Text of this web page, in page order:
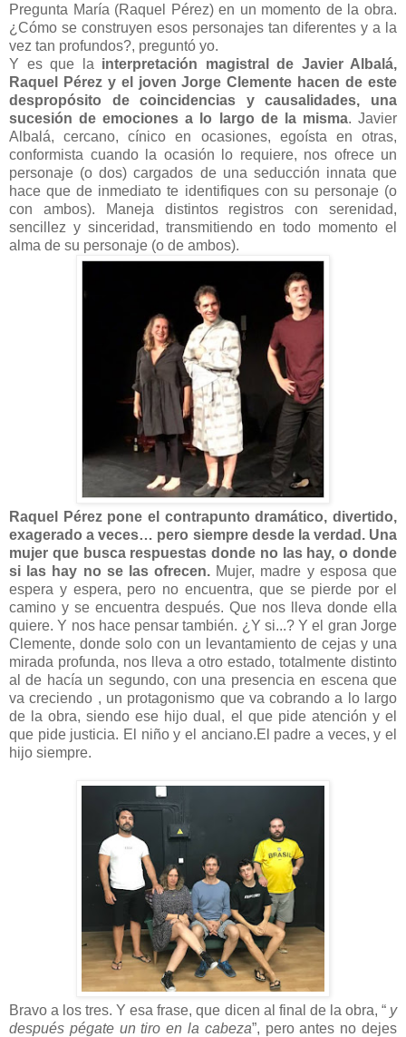
Pregunta María (Raquel Pérez) en un momento de la obra.
¿Cómo se construyen esos personajes tan diferentes y a la
vez tan profundos?, preguntó yo.
Y es que la interpretación magistral de Javier Albalá,
Raquel Pérez y el joven Jorge Clemente hacen de este
despropósito de coincidencias y causalidades, una
sucesión de emociones a lo largo de la misma. Javier
Albalá, cercano, cínico en ocasiones, egoísta en otras,
conformista cuando la ocasión lo requiere, nos ofrece un
personaje (o dos) cargados de una seducción innata que
hace que de inmediato te identifiques con su personaje (o
con ambos). Maneja distintos registros con serenidad,
sencillez y sinceridad, transmitiendo en todo momento el
alma de su personaje (o de ambos).
Raquel Pérez pone el contrapunto dramático, divertido,
exagerado a veces… pero siempre desde la verdad. Una
mujer que busca respuestas donde no las hay, o donde
si las hay no se las ofrecen. Mujer, madre y esposa que
espera y espera, pero no encuentra, que se pierde por el
camino y se encuentra después. Que nos lleva donde ella
quiere. Y nos hace pensar también. ¿Y si...? Y el gran Jorge
Clemente, donde solo con un levantamiento de cejas y una
mirada profunda, nos lleva a otro estado, totalmente distinto
al de hacía un segundo, con una presencia en escena que
va creciendo , un protagonismo que va cobrando a lo largo
de la obra, siendo ese hijo dual, el que pide atención y el
que pide justicia. El niño y el anciano.El padre a veces, y el
hijo siempre.
Bravo a los tres. Y esa frase, que dicen al final de la obra, “ y
después pégate un tiro en la cabeza”, pero antes no dejes